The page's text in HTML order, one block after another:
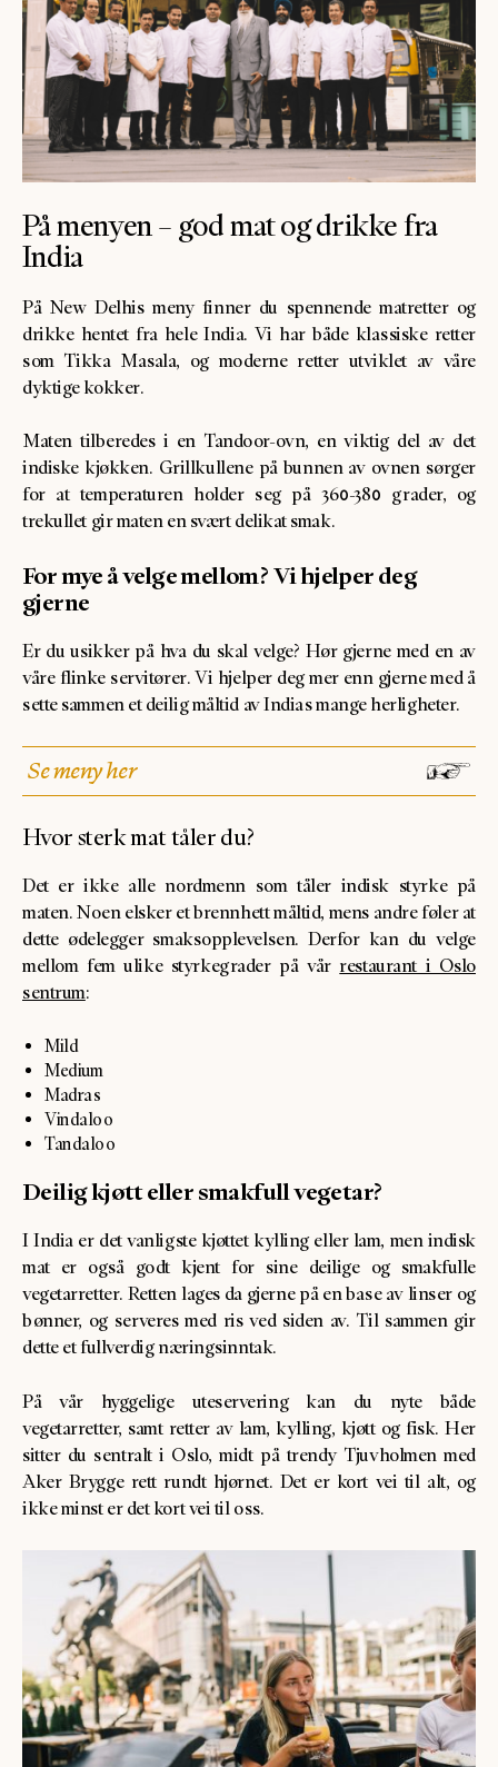
På menyen – god mat og drikke fra
India
På New Delhis meny finner du spennende matretter og
drikke hentet fra hele India. Vi har både klassiske retter
som Tikka Masala, og moderne retter utviklet av våre
dyktige kokker.
Maten tilberedes i en Tandoor-ovn, en viktig del av det
indiske kjøkken. Grillkullene på bunnen av ovnen sørger
for at temperaturen holder seg på 360-380 grader, og
trekullet gir maten en svært delikat smak.
For mye å velge mellom? Vi hjelper deg
gjerne
Er du usikker på hva du skal velge? Hør gjerne med en av
våre flinke servitører. Vi hjelper deg mer enn gjerne med å
sette sammen et deilig måltid av Indias mange herligheter.
Se meny her
Hvor sterk mat tåler du?
Det er ikke alle nordmenn som tåler indisk styrke på
maten. Noen elsker et brennhett måltid, mens andre føler at
dette ødelegger smaksopplevelsen. Derfor kan du velge
mellom fem ulike styrkegrader på vår restaurant i Oslo
sentrum:
Mild
Medium
Madras
Vindaloo
Tandaloo
Deilig kjøtt eller smakfull vegetar?
I India er det vanligste kjøttet kylling eller lam, men indisk
mat er også godt kjent for sine deilige og smakfulle
vegetarretter. Retten lages da gjerne på en base av linser og
bønner, og serveres med ris ved siden av. Til sammen gir
dette et fullverdig næringsinntak.
På vår hyggelige uteservering kan du nyte både
vegetarretter, samt retter av lam, kylling, kjøtt og fisk. Her
sitter du sentralt i Oslo, midt på trendy Tjuvholmen med
Aker Brygge rett rundt hjørnet. Det er kort vei til alt, og
ikke minst er det kort vei til oss.